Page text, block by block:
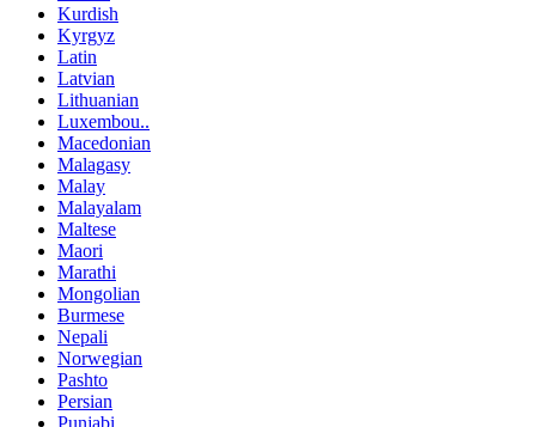
Kurdish
Kyrgyz
Latin
Latvian
Lithuanian
Luxembou..
Macedonian
Malagasy
Malay
Malayalam
Maltese
Maori
Marathi
Mongolian
Burmese
Nepali
Norwegian
Pashto
Persian
Punjabi